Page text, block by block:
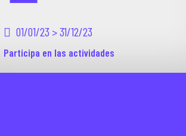
01/01/23 > 31/12/23
Participa en las actividades